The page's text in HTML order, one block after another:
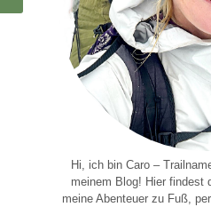
Hi, ich bin Caro –
meinem Blog! Hier findest
meine Abenteuer zu Fuß,